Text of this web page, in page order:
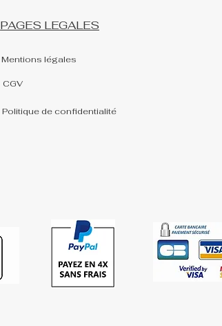
PAGES LEGALES
Mentions légales
CGV
Politique de confidentialité